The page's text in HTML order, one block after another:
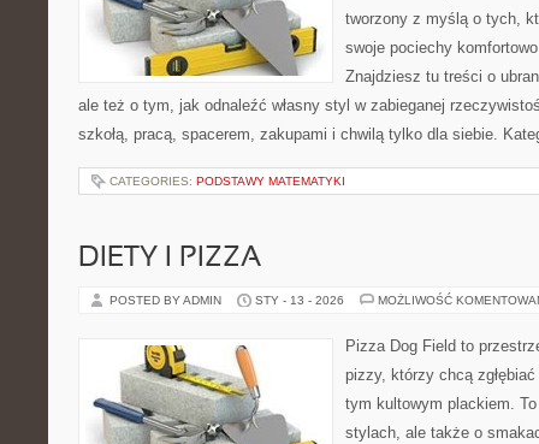
tworzony z myślą o tych,
swoje pociechy
Znajdziesz tu treści o
ale też o tym, jak odnaleźć własny styl w zabieganej
szkołą, pracą, spacerem, zakupami i chwilą tylko dla siebie.
CATEGORIES: PODSTAWY MATEMATYKI
DIETY I PIZZA
POSTED BY ADMIN STY - 13 - 2026 MOŻLIWOŚĆ
Pizza Dog Field to
pizzy, którzy chcą
tym kultowym plackiem.
stylach, ale także o